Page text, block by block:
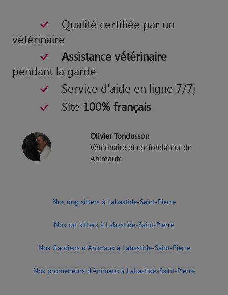
Qualité certifiée par un
vétérinaire
Assistance vétérinaire
pendant la garde
Service d'aide en ligne 7/7j
Site 100% français
Olivier Tondusson
Vétérinaire et co-fondateur de
Animaute
Nos dog sitters à Labastide-Saint-Pierre
Nos cat sitters à Labastide-Saint-Pierre
Nos Gardiens d'Animaux à Labastide-Saint-Pierre
Nos promeneurs d’Animaux à Labastide-Saint-Pierre